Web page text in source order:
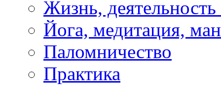
Жизнь, деятельность
Йога, медитация,
Паломничество
Практика